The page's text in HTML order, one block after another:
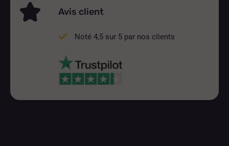
Avis client
Noté 4,5 sur 5 par nos clients